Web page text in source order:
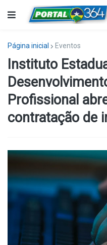
Página inicial Eventos
Instituto
Profissional
contratação de